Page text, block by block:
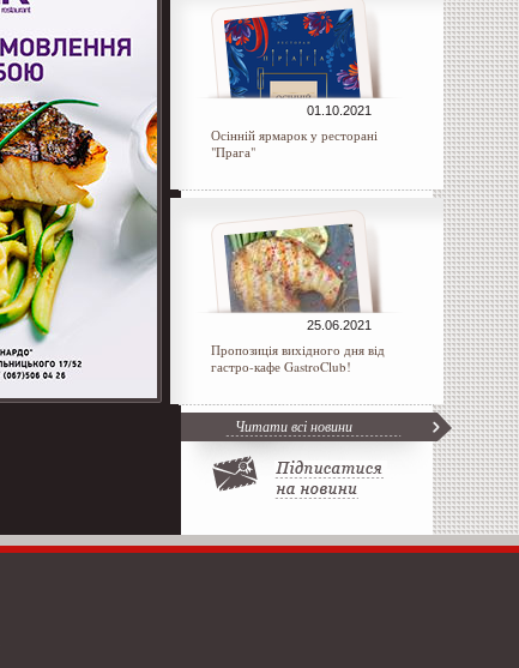
01.10.2021
Осінній ярмарок у ресторані
"Прага"
25.06.2021
Пропозиція вихідного дня від
гастро-кафе GastroClub!
Читати всі новини